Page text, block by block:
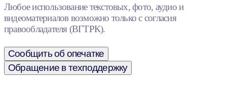
Любое использование текстовых, фото, аудио и
видеоматериалов возможно только с согласия
правообладателя (ВГТРК).
Сообщить об опечатке
Обращение в техподдержку